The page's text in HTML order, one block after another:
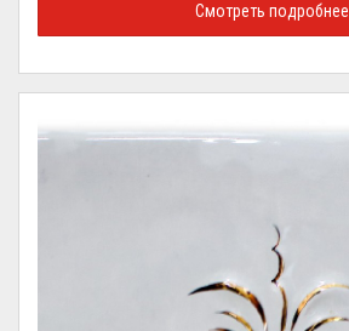
Смотреть подробнее